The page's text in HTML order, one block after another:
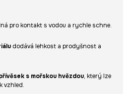
pro kontakt s vodou a rychle schne.
dodává lehkost a prodyšnost a
s mořskou hvězdou, který lze
vzhled.